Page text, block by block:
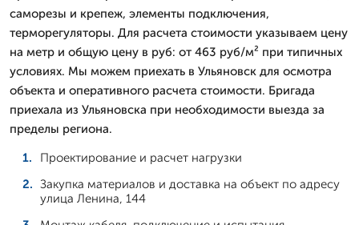
саморезы и крепеж, элементы подключения,
терморегуляторы. Для расчета стоимости указываем цену
на метр и общую цену в руб: от 463 руб/м² при типичных
условиях. Мы можем приехать в Ульяновск для осмотра
объекта и оперативного расчета стоимости. Бригада
приехала из Ульяновска при необходимости выезда за
пределы региона.
Проектирование и расчет нагрузки
Закупка материалов и доставка на объект по адресу
улица Ленина, 144